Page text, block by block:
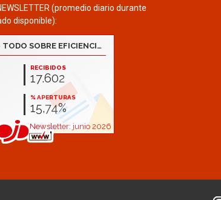
(promedio diario durante
disponible):